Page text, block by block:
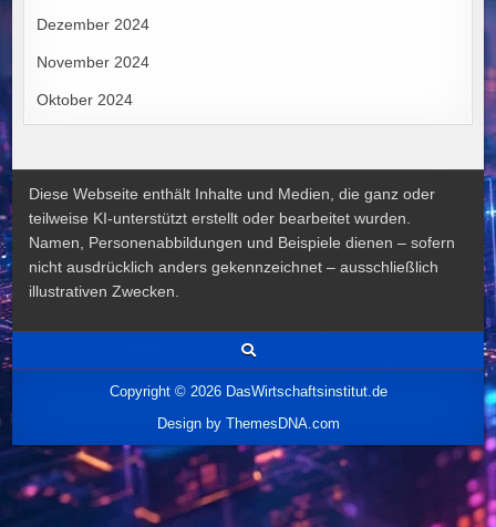
Dezember 2024
November 2024
Oktober 2024
Diese Webseite enthält Inhalte und Medien, die ganz oder
teilweise KI-unterstützt erstellt oder bearbeitet wurden.
Namen, Personenabbildungen und Beispiele dienen – sofern
nicht ausdrücklich anders gekennzeichnet – ausschließlich
illustrativen Zwecken.
Copyright © 2026 DasWirtschaftsinstitut.de
Design by ThemesDNA.com